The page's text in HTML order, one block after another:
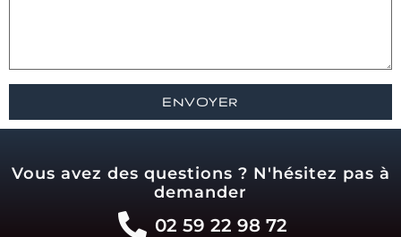
Vous avez des questions ? N'hésitez pas à
demander
02 59 22 98 72